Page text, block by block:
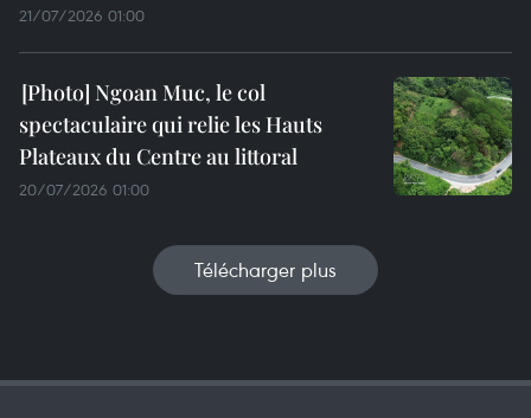
21/07/2026 01:00
Ngoan Muc, le col
spectaculaire qui relie les Hauts
Plateaux du Centre au littoral
20/07/2026 01:00
Télécharger plus